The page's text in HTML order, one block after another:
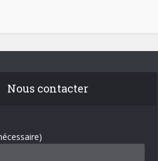
Nous contacter